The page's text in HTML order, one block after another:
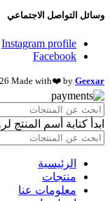
وسائل التواصل الاجتماعي
Instagram profile
Facebook
Made with❤️ by Geexar
ابدأ كتابة أسم المنتج
الرئيسية
منتجات
معلومات عنا